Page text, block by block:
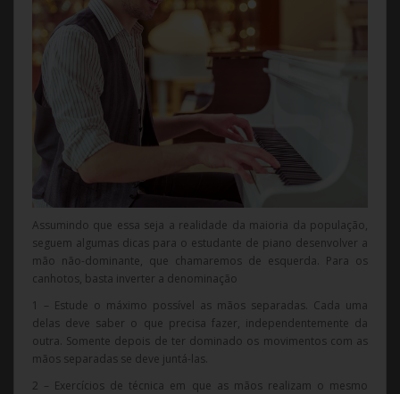
Assumindo que essa seja a realidade da maioria da população,
seguem algumas dicas para o estudante de piano desenvolver a
mão não-dominante, que chamaremos de esquerda. Para os
canhotos, basta inverter a denominação
1 – Estude o máximo possível as mãos separadas. Cada uma
delas deve saber o que precisa fazer, independentemente da
outra. Somente depois de ter dominado os movimentos com as
mãos separadas se deve juntá-las.
2 – Exercícios de técnica em que as mãos realizam o mesmo